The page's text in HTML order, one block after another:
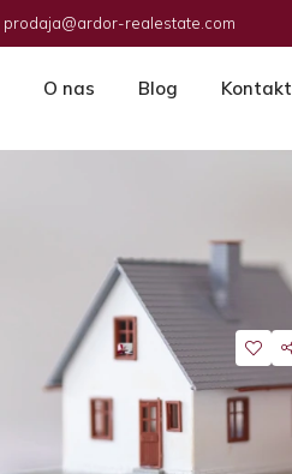
prodaja@ardor-realestate.com
O nas Blog Kontakt